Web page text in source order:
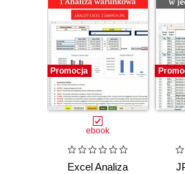
Promocja
ebook
Excel Analiza